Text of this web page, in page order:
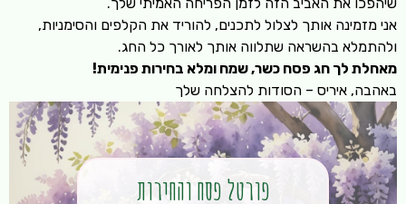
אני מזמינה אותך לצלול לתכנים, להוריד את הקלפים והסימניות,
ולהתמלא בהשראה שתלווה אותך לאורך כל החג.
מאחלת לך חג פסח כשר, שמח ומלא בחירות פנימית!
באהבה, איריס – הסודות להצלחה שלך
פורטל פסח והחירות